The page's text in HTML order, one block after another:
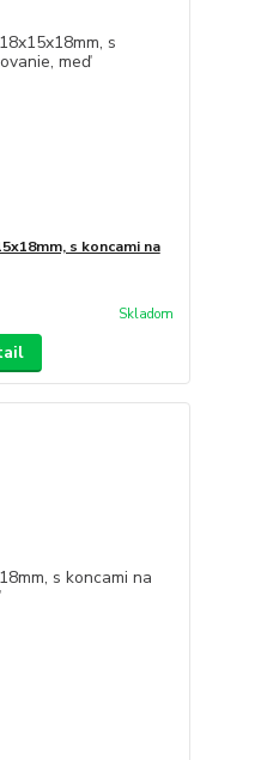
s koncami na
Skladom